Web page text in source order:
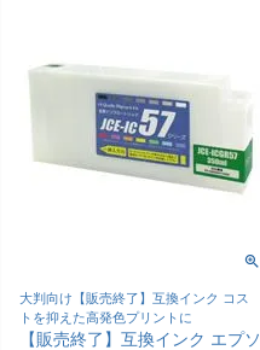
大判向け【販売終了】互換インク コス
トを抑えた高発色プリントに
【販売終了】互換インク エプソ